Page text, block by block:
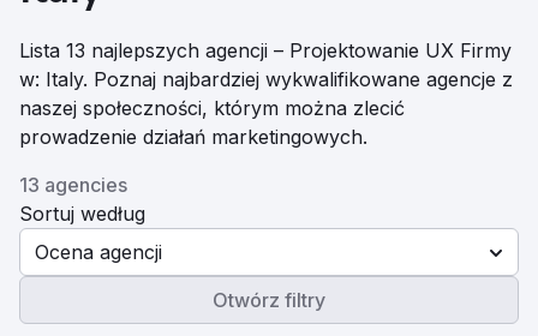
Lista 13 najlepszych agencji – Projektowanie UX Firmy
w: Italy. Poznaj najbardziej wykwalifikowane agencje z
naszej społeczności, którym można zlecić
prowadzenie działań marketingowych.
13 agencies
Sortuj według
Ocena agencji
Otwórz filtry